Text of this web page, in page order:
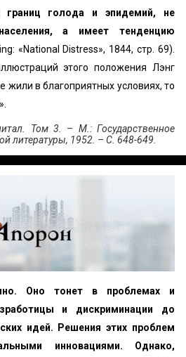
границ голода и эпидемий, не
а имеет тенденцию
«National Distress», 1844, стр. 69).
этого положения Лэнг
жили в благоприятных условиях, то
Том 3. – М.: Государственное
литературы, 1952. – С. 648-649.
Оно тонет в проблемах и
и дискриминации до
идей. Решения этих проблем
инновациями. Однако,